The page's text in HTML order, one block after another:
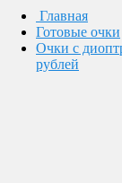
Главная
Готовые очки
Очки с
рублей